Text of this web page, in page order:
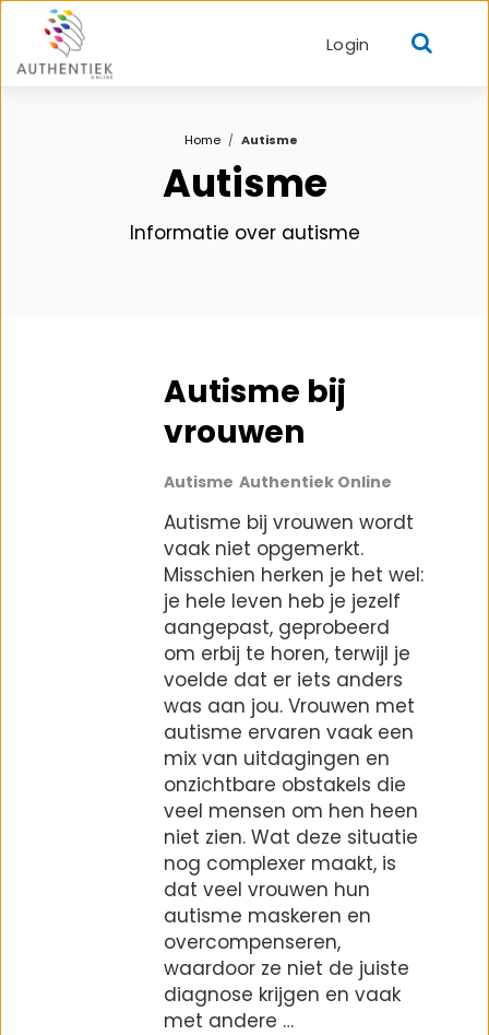
Login
Home Autisme
Autisme
Informatie over autisme
Autisme bij
vrouwen
Autisme Authentiek Online
Autisme bij vrouwen wordt
vaak niet opgemerkt.
Misschien herken je het wel:
je hele leven heb je jezelf
aangepast, geprobeerd
om erbij te horen, terwijl je
voelde dat er iets anders
was aan jou. Vrouwen met
autisme ervaren vaak een
mix van uitdagingen en
onzichtbare obstakels die
veel mensen om hen heen
niet zien. Wat deze situatie
nog complexer maakt, is
dat veel vrouwen hun
autisme maskeren en
overcompenseren,
waardoor ze niet de juiste
diagnose krijgen en vaak
met andere …